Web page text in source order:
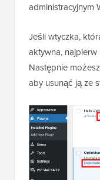
administracyjnym
Jeśli wtyczka,
aktywna,
Następnie
aby usunąć ją ze